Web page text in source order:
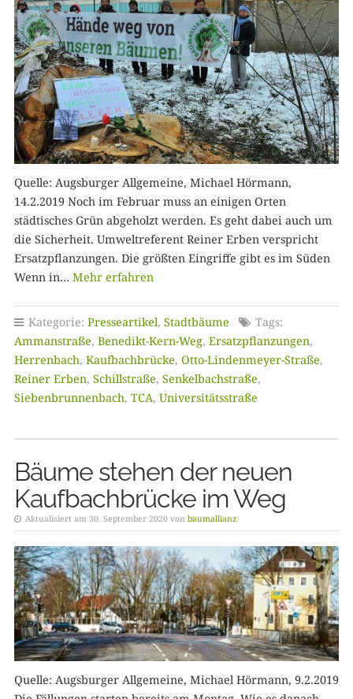
Quelle: Augsburger Allgemeine, Michael Hörmann,
14.2.2019 Noch im Februar muss an einigen Orten
städtisches Grün abgeholzt werden. Es geht dabei auch um
die Sicherheit. Umweltreferent Reiner Erben verspricht
Ersatzpflanzungen. Die größten Eingriffe gibt es im Süden
Wenn in… Mehr erfahren
Kategorie: Presseartikel, Stadtbäume
Tags:
Ammanstraße, Benedikt-Kern-Weg, Ersatzpflanzungen,
Herrenbach, Kaufbachbrücke, Otto-Lindenmeyer-Straße,
Reiner Erben, Schillstraße, Senkelbachstraße,
Siebenbrunnenbach, TCA, Universitätsstraße
Bäume stehen der neuen
Kaufbachbrücke im Weg
Aktualisiert am 30. September 2020 von baumallianz
Quelle: Augsburger Allgemeine, Michael Hörmann, 9.2.2019